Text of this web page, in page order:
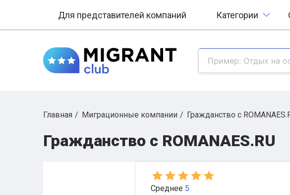
Для представителей компаний Категории
Главная Миграционные компании Гражданство с
Гражданство с ROMANAES.RU
Среднее 5